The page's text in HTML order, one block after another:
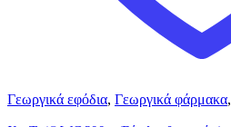
Γεωργικά εφόδια, Γεωργικά φάρμακα,